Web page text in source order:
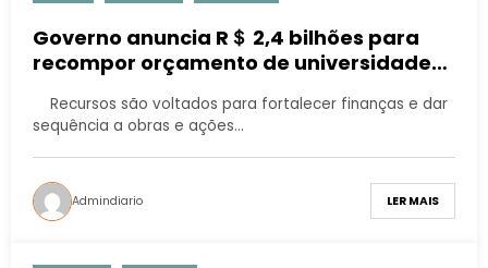
Governo anuncia R＄ 2,4 bilhões para
recompor orçamento de universidades
Recursos são voltados para fortalecer finanças e dar
sequência a obras e ações…
Admindiario LER MAIS